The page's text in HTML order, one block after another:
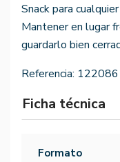
Snack para
Mantener en lugar
guardarlo bien
Referencia: 122086
Ficha técnica
Formato